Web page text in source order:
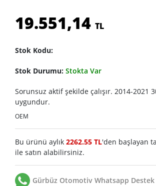
19.551,14 TL
Stok Kodu:
Stok Durumu: Stokta Var
Sorunsuz aktif şekilde çalışır. 2014-2021
uygundur.
OEM
Bu ürünü aylık 2262.55 TL'den başlayan
ile satın alabilirsiniz.
Gürbüz Otomotiv Whatsapp Destek